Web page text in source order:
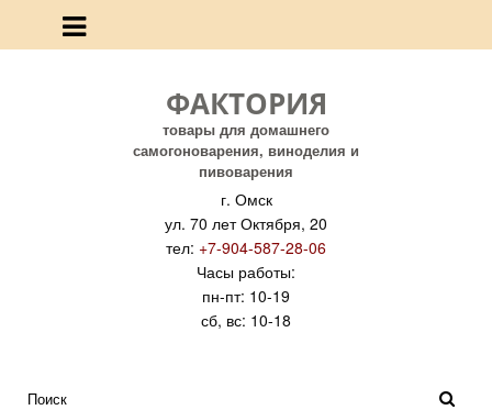
ФАКТОРИЯ
товары для домашнего
самогоноварения, виноделия и
пивоварения
г. Омск
ул. 70 лет Октября, 20
тел: +7-904-587-28-06
Часы работы:
пн-пт: 10-19
сб, вс: 10-18